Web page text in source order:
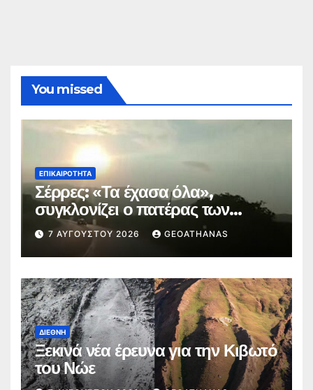
You missed
ΕΠΙΚΑΙΡΌΤΗΤΑ
Σέρρες: «Τα έχασα όλα»,
συγκλονίζει ο πατέρας των
θυμάτων
7 ΑΥΓΟΎΣΤΟΥ 2026 GEOATHANAS
ΔΙΕΘΝΉ
Ξεκινά νέα έρευνα για την Κιβωτό
του Νώε